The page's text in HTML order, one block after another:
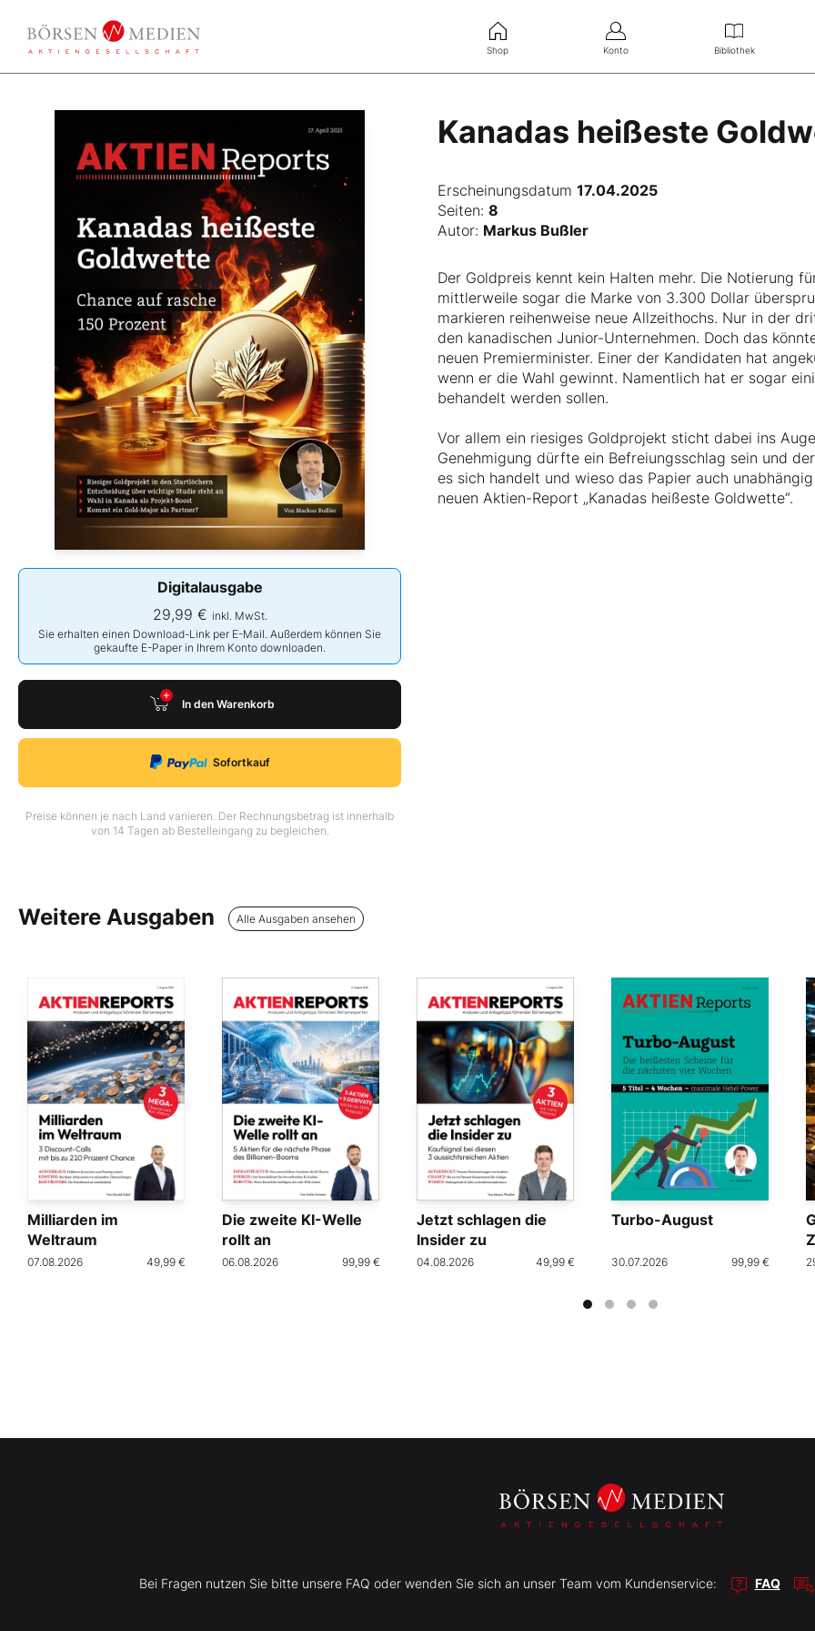
Shop Konto Bibliothek
Kanadas heißeste
Erscheinungsdatum17.04.2025
Digitalausgabe
29,99 € inkl. MwSt.
Sie erhalten einen Download-Link per E-Mail. Außerdem können Sie
gekaufte E-Paper in Ihrem Konto downloaden.
In den Warenkorb
Sofortkauf
Preise können je nach Land variieren. Der Rechnungsbetrag ist innerhalb
von 14 Tagen ab Bestelleingang zu begleichen.
Seiten:8
Autor: Markus Bußler
Der Goldpreis kennt kein Halten mehr. Die Notierung
mittlerweile sogar die Marke von 3.300 Dollar
markieren reihenweise neue Allzeithochs. Nur in der
den kanadischen Junior-Unternehmen. Doch das
neuen Premierminister. Einer der Kandidaten hat
wenn er die Wahl gewinnt. Namentlich hat er sogar
behandelt werden sollen.
Vor allem ein riesiges Goldprojekt sticht dabei ins
Genehmigung dürfte ein Befreiungsschlag sein und
es sich handelt und wieso das Papier auch
neuen Aktien-Report „Kanadas heißeste Goldwette“.
Weitere Ausgaben Alle Ausgaben ansehen
Milliarden im
Weltraum
07.08.2026 49,99 €
Die zweite KI-Welle
rollt an
06.08.2026 99,99 €
Jetzt schlagen die
Insider zu
04.08.2026 49,99 €
Turbo-August
30.07.2026 99,99 €
Bei Fragen nutzen Sie bitte unsere FAQ oder wenden Sie sich an unser Team vom Kundenservice: FAQ